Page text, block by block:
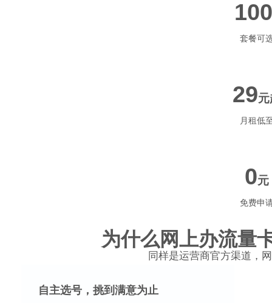
100
套餐可
29元
月租低
0元
免费申
为什么网上办流量
同样是运营商官方渠道，
自主选号，挑到满意为止